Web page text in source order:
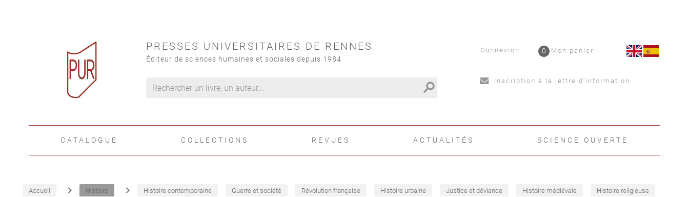
PRESSES UNIVERSITAIRES DE RENNES
Éditeur de sciences humaines et sociales depuis 1984
search
Connexion Mon panier
0
Inscription à la lettre d'information
CATALOGUE COLLECTIONS REVUES ACTUALITÉS SCIENCE OUVERTE
Accueil navigate_next Histoire navigate_next Histoire contemporaine Guerre et société Révolution française Histoire urbaine Justice et déviance Histoire médiévale Histoire religieuse